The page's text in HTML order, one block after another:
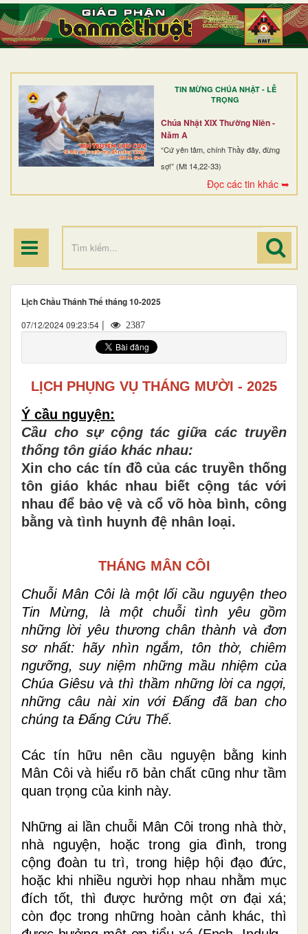
TIN MỪNG CHÚA NHẬT - LỄ
TRỌNG
Chúa Nhật XIX Thường Niên -
Năm A
“Cứ yên tâm, chính Thầy đây, đừng
sợ!” (Mt 14,22-33)
Đọc các tin khác ➥
TRANG NHẤT
GIỚI THIỆU
DÒNG TU
BAN MỤC VỤ
ĐOÀN THỂ CG
Lịch Chầu Thánh Thể tháng 10-2025
07/12/2024 09:23:54 | 2387
LỊCH PHỤNG VỤ THÁNG MƯỜI - 2025
Ý cầu nguyện:
Cầu cho sự cộng tác giữa các truyền
thống tôn giáo khác nhau:
Xin cho các tín đồ của các truyền thống
tôn giáo khác nhau biết cộng tác với
nhau để bảo vệ và cổ võ hòa bình, công
bằng và tình huynh đệ nhân loại.
THÁNG MÂN CÔI
Chuỗi Mân Côi là một lối cầu nguyện theo
Tin Mừng, là một chuỗi tình yêu gồm
những lời yêu thương chân thành và đơn
sơ nhất: hãy nhìn ngắm, tôn thờ, chiêm
ngưỡng, suy niệm những mầu nhiệm của
Chúa Giêsu và thì thầm những lời ca ngợi,
những câu nài xin với Đấng đã ban cho
chúng ta Đấng Cứu Thế.
Các tín hữu nên cầu nguyện bằng kinh
Mân Côi và hiểu rõ bản chất cũng như tầm
quan trọng của kinh này.
Những ai lần chuỗi Mân Côi trong nhà thờ,
nhà nguyện, hoặc trong gia đình, trong
cộng đoàn tu trì, trong hiệp hội đạo đức,
hoặc khi nhiều người họp nhau nhằm mục
đích tốt, thì được hưởng một ơn đại xá;
còn đọc trong những hoàn cảnh khác, thì